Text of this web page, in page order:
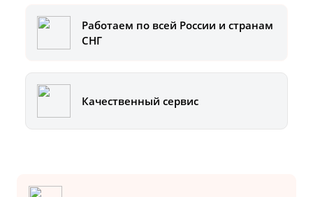
Работаем по всей России и странам
СНГ
Качественный сервис